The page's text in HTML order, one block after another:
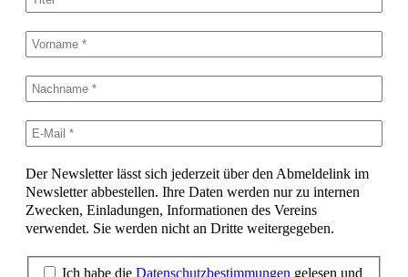
Der Newsletter lässt sich jederzeit über den Abmeldelink im
Newsletter abbestellen. Ihre Daten werden nur zu internen
Zwecken, Einladungen, Informationen des Vereins
verwendet. Sie werden nicht an Dritte weitergegeben.
Ich habe die Datenschutzbestimmungen gelesen und